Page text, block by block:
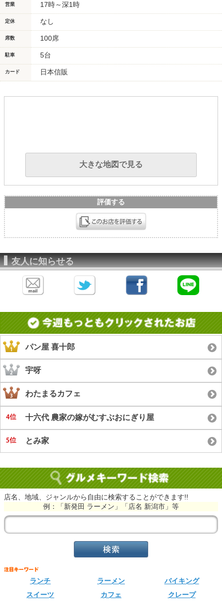
営業 17時～深1時
定休 なし
席数 100席
駐車 5台
カード 日本信販
大きな地図で見る
評価する
友人に知らせる
パン屋 喜十郎
宇呀
わたまるカフェ
十六代 農家の嫁がむすぶおにぎり屋
とみ家
店名、地域、ジャンルから自由に検索することができます!!
例：「新発田 ラーメン」「店名 新潟市」等
ランチ ラーメン
バイキング
スイーツ
カフェ クレープ